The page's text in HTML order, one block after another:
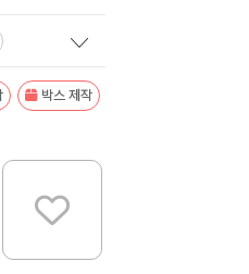
박스 제작